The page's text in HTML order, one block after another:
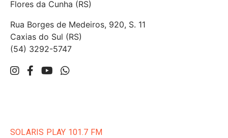
Flores da Cunha (RS)
Rua Borges de Medeiros, 920, S. 11
Caxias do Sul (RS)
(54) 3292-5747
SOLARIS PLAY 101.7 FM